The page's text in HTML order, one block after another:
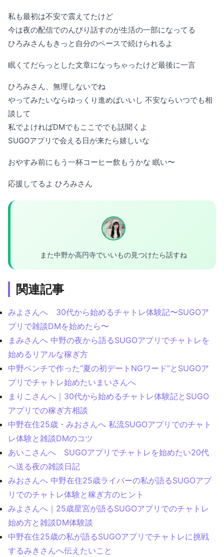
私も最初は不安で震えてたけど
今は夜の配信でのんびり話すのが生活の一部になってる
ひろみさんもきっと自分のペースで続けられるよ
眠くてだらっとした文章になっちゃったけど最後に一言
ひろみさん、無理しないでね
やってみたいならゆっくり進めばいいし 不安ならいつでも相
談して
私でよければDMでもここででも話聞くよ
SUGOアプリで会える日が来たら嬉しいな
おやすみ前にもう一杯コーヒー飲もうかな 眠い〜
応援してるよ ひろみさん
また中野か高円寺でいいもの見つけたら話すね
関連記事
みよさんへ 30代から始めるチャトレ体験記〜SUGOア
プリで雑談DMを始めたら〜
まみさんへ 中野の夜から語るSUGOアプリでチャトレを
始めるリアルな稼ぎ方
中野ベンチで作った“夏の初デートNGワード”とSUGOア
プリでチャトレ始めたいまいさんへ
まりこさんへ｜30代から始めるチャトレ体験記とSUGO
アプリでの稼ぎ方相談
中野在住25歳・みおさんへ 私流SUGOアプリでのチャト
レ体験と雑談DMのコツ
あいこさんへ SUGOアプリでチャトレを始めたい20代
へ送る夜の雑談日記
みおさんへ 中野在住25歳ライバーの私が語るSUGOアプ
リでのチャトレ体験と稼ぎ方のヒント
みよさんへ｜25歳星宮が語るSUGOアプリでのチャトレ
始め方と雑談DM体験談
中野在住25歳の私が語るSUGOアプリでチャトレに挑戦
するみきさんへ伝えたいこと